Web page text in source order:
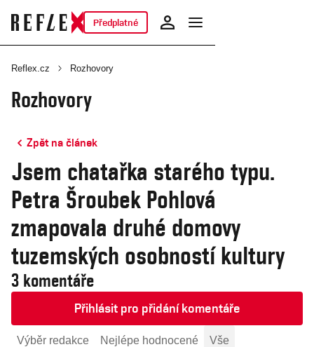
Předplatné
Reflex.cz Rozhovory
Rozhovory
Zpět na článek
Jsem chatařka starého typu.
Petra Šroubek Pohlová
zmapovala druhé domovy
tuzemských osobností kultury
3 komentáře
Přihlásit pro přidání komentáře
Výběr redakce Nejlépe hodnocené Vše